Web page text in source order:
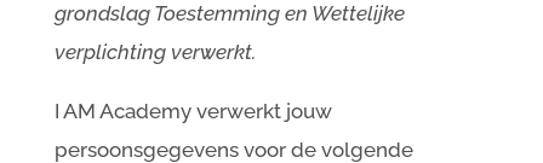
grondslag Toestemming en Wettelijke
verplichting verwerkt.
I AM Academy verwerkt jouw
persoonsgegevens voor de volgende